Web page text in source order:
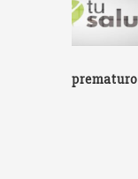
prematuro